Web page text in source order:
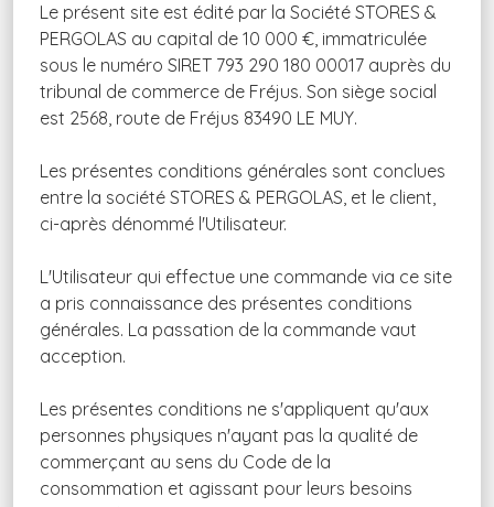
Le présent site est édité par la Société STORES &
PERGOLAS au capital de 10 000 €, immatriculée
sous le numéro SIRET 793 290 180 00017 auprès du
tribunal de commerce de Fréjus. Son siège social
est 2568, route de Fréjus 83490 LE MUY.
Les présentes conditions générales sont conclues
entre la société STORES & PERGOLAS, et le client,
ci-après dénommé l'Utilisateur.
L'Utilisateur qui effectue une commande via ce site
a pris connaissance des présentes conditions
générales. La passation de la commande vaut
acception.
Les présentes conditions ne s'appliquent qu'aux
personnes physiques n'ayant pas la qualité de
commerçant au sens du Code de la
consommation et agissant pour leurs besoins